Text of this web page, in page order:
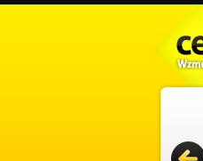
procedura kupna przebiega bez zbędnych
zaufaj doświadczonemu pośrednikowi, który